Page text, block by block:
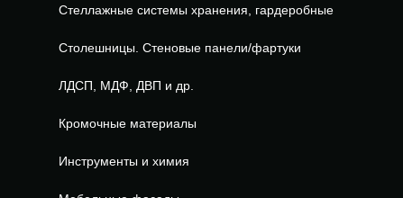
Стеллажные системы хранения, гардеробные
Столешницы. Стеновые панели/фартуки
ЛДСП, МДФ, ДВП и др.
Кромочные материалы
Инструменты и химия